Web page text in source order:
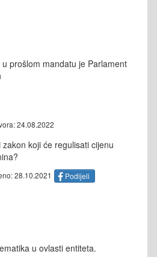
prošlom mandatu je Parlament
24.08.2022
koji će regulisati cijenu
28.10.2021
Podijeli
u ovlasti entiteta.